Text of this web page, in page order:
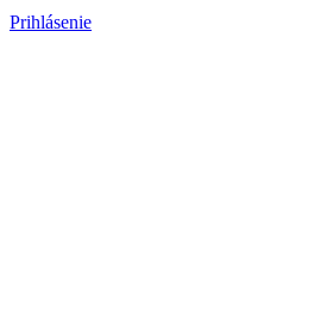
Prihlásenie